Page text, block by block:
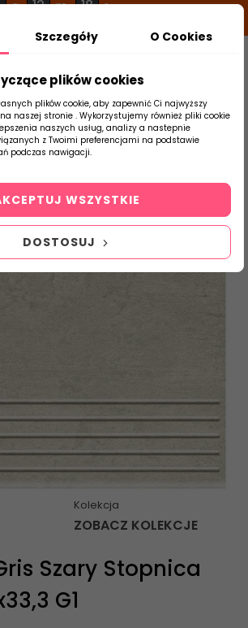
g 12 m 18 s
Szukaj
produktu
Płytki Łazienkowe
Kolekcja
ZOBACZ KOLEKCJE
Szary Stopnica
G1
Szczegóły O Cookies
plików cookies
plików cookie, aby zapewnić Ci najwyższy
naszej stronie . Wykorzystujemy również pliki cookie
naszych usług, analizy a nastepnie
z Twoimi preferencjami na podstawie
podczas nawigacji.
DOSTOSUJ
WSZYSTKIE